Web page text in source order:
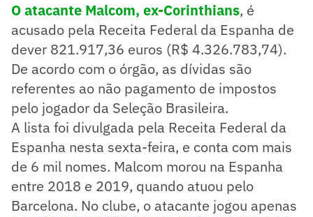
O atacante Malcom, ex-Corinthians, é
acusado pela Receita Federal da Espanha de
dever 821.917,36 euros (R$ 4.326.783,74).
De acordo com o órgão, as dívidas são
referentes ao não pagamento de impostos
pelo jogador da Seleção Brasileira.
A lista foi divulgada pela Receita Federal da
Espanha nesta sexta-feira, e conta com mais
de 6 mil nomes. Malcom morou na Espanha
entre 2018 e 2019, quando atuou pelo
Barcelona. No clube, o atacante jogou apenas